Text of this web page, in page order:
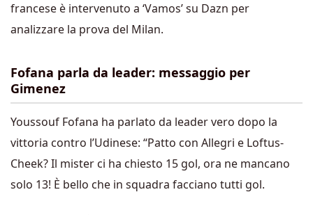
francese è intervenuto a ‘Vamos’ su Dazn per
analizzare la prova del Milan.
Fofana parla da leader: messaggio per
Gimenez
Youssouf Fofana ha parlato da leader vero dopo la
vittoria contro l’Udinese: “Patto con Allegri e Loftus-
Cheek? Il mister ci ha chiesto 15 gol, ora ne mancano
solo 13! È bello che in squadra facciano tutti gol.